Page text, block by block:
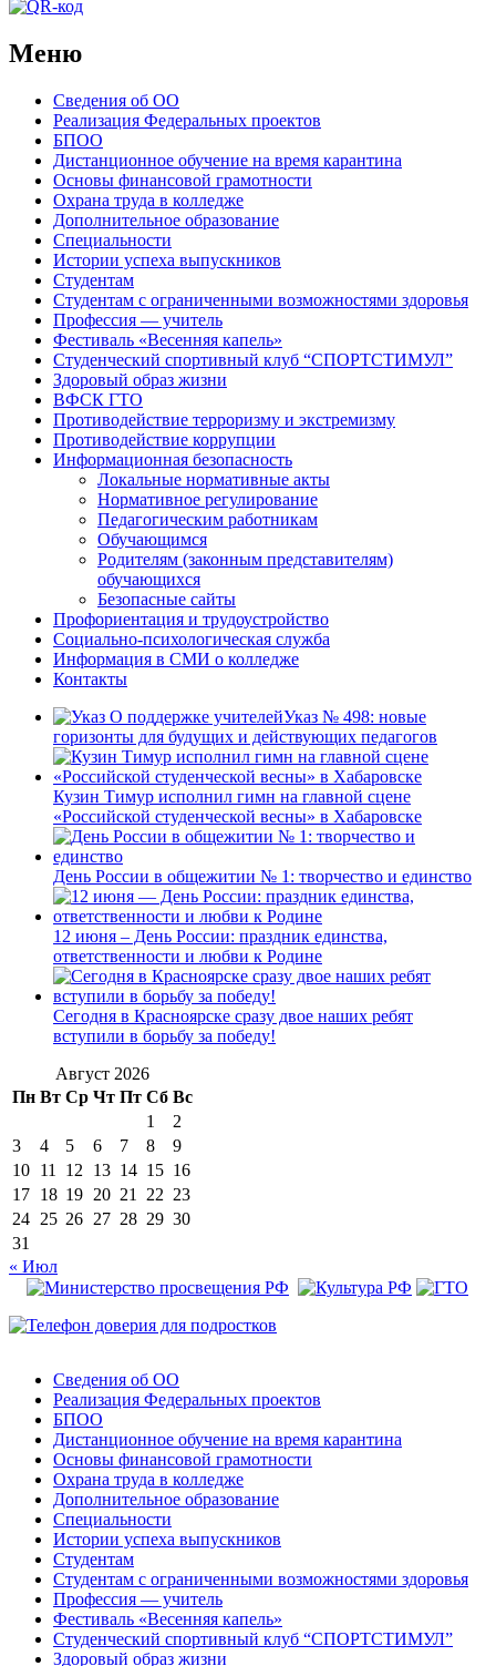
Меню
Сведения об ОО
Реализация Федеральных проектов
БПОО
Дистанционное обучение на время карантина
Основы финансовой грамотности
Охрана труда в колледже
Дополнительное образование
Специальности
Истории успеха выпускников
Студентам
Студентам с ограниченными возможностями здоровья
Профессия — учитель
Фестиваль «Весенняя капель»
Студенческий спортивный клуб “СПОРТСТИМУЛ”
Здоровый образ жизни
ВФСК ГТО
Противодействие терроризму и экстремизму
Противодействие коррупции
Информационная безопасность
Локальные нормативные акты
Нормативное регулирование
Педагогическим работникам
Обучающимся
Родителям (законным представителям)
обучающихся
Безопасные сайты
Профориентация и трудоустройство
Социально-психологическая служба
Информация в СМИ о колледже
Контакты
Указ № 498: новые
горизонты для будущих и действующих педагогов
Кузин Тимур исполнил гимн на главной сцене
«Российской студенческой весны» в Хабаровске
День России в общежитии № 1: творчество и единство
12 июня – День России: праздник единства,
ответственности и любви к Родине
Сегодня в Красноярске сразу двое наших ребят
вступили в борьбу за победу!
Август 2026
Пн Вт Ср Чт Пт Сб Вс
1
2
3
4 5 6 7 8
9
10 11 12 13 14 15 16
17 18 19 20 21 22 23
24 25 26 27 28 29 30
31
« Июл
Сведения об ОО
Реализация Федеральных проектов
БПОО
Дистанционное обучение на время карантина
Основы финансовой грамотности
Охрана труда в колледже
Дополнительное образование
Специальности
Истории успеха выпускников
Студентам
Студентам с ограниченными возможностями здоровья
Профессия — учитель
Фестиваль «Весенняя капель»
Студенческий спортивный клуб “СПОРТСТИМУЛ”
Здоровый образ жизни